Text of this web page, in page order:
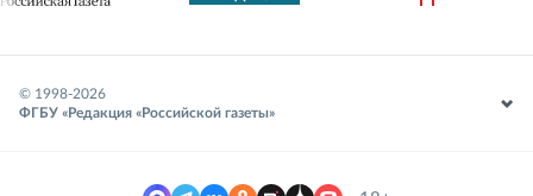
© 1998-2026
ФГБУ «Редакция «Российской газеты»